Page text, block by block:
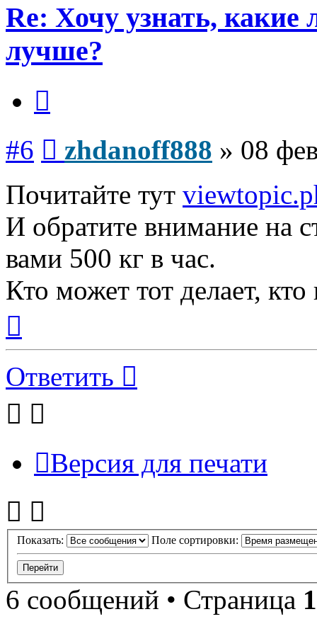
Re: Хочу узнать,
лучше?
#6 zhdanoff888 » 08
Почитайте тут
И обратите внимание на
вами 500 кг в час.
Кто может тот делает,
началу
Ответить
Версия для печати
Показать: Поле сортировки:
6 сообщений • Страница 1